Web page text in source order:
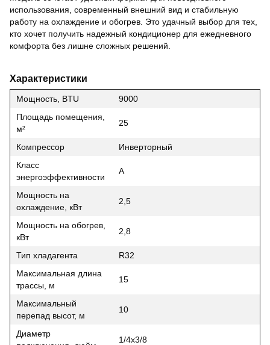
использования, современный внешний вид и стабильную
работу на охлаждение и обогрев. Это удачный выбор для тех,
кто хочет получить надежный кондиционер для ежедневного
комфорта без лишне сложных решений.
Характеристики
Мощность, BTU
9000
Площадь помещения,
м²
25
Компрессор
Инверторный
Класс
энергоэффективности
A
Мощность на
охлаждение, кВт
2,5
Мощность на обогрев,
кВт
2,8
Тип хладагента
R32
Максимальная длина
трассы, м
15
Максимальный
перепад высот, м
10
Диаметр
1/4x3/8